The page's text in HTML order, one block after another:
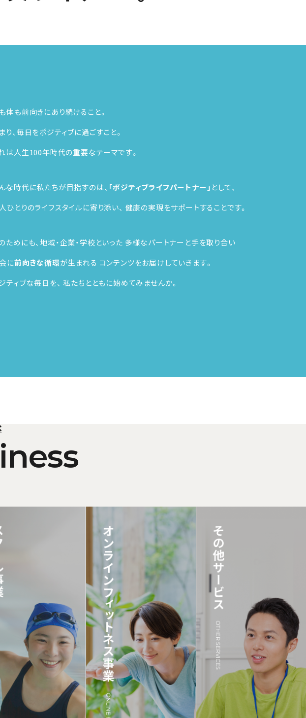
体も前向きにあり続けること。
り、毎日をポジティブに過ごすこと。
は人生100年時代の重要なテーマです。
な時代に私たちが目指すのは、 「ポジティブライフパートナー」 として、
ひとりのライフスタイルに寄り添い、 健康の実現をサポートすることです。
ためにも、地域・企業・学校といった 多様なパートナーと手を取り合い
に前向きな循環が生まれる コンテンツをお届けしていきます。
ティブな毎日を、 私たちとともに始めてみませんか。